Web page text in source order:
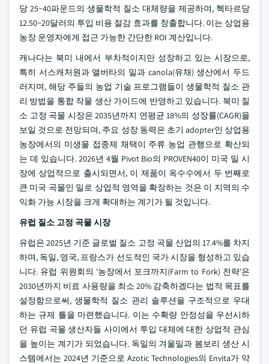
당 25~40파운드의 생물학적 질소 대체량을 제공하여, 헥타르당
12.50~20달러의 투입 비용 절감 효과를 창출합니다. 이는 상업용
농장 운영자에게 접근 가능한 간단한 ROI 계산입니다.
캐나다는 북미 내에서 부차적이지만 성장하고 있는 시장으로,
특히 서스캐처원과 앨버타의 밀과 canola(유채) 생산에서 두드
러지며, 해당 주들의 농업 기술 프로그램들이 생물학적 질소 관
리 방법을 통합 작물 생산 가이드에 반영하고 있습니다. 북미 질
소 고정 곡물 시장은 2035년까지 연평균 18%의 성장률(CAGR)을
보일 것으로 전망되며, 주요 성장 동력은 초기 adopter인 상업용
농장에서의 미생물 접종제 채택이 주류 농업 관행으로 확산되
는 데 있습니다. 2026년 4월 Pivot Bio의 PROVEN40이 미국 밀 시
장에 상업적으로 출시되면서, 이 제품이 옥수수에서 두 번째로
큰 미국 곡물인 밀로 상업적 영역을 확장하는 것은 이 지역의 수
익화 가능 시장을 크게 확대하는 계기가 될 것입니다.
유럽 질소 고정 곡물 시장
유럽은 2025년 기준 글로벌 질소 고정 곡물 산업의 17.4%를 차지
하며, 독일, 영국, 프랑스가 선도적인 국가 시장을 형성하고 있습
니다. 유럽 위원회의 '농장에서 포크까지(Farm to Fork) 전략'은
2030년까지 비료 사용량을 최소 20% 감축하겠다는 법적 목표를
설정함으로써, 생물학적 질소 관리 솔루션을 구조적으로 우대
하는 규제 틀을 마련했습니다. 이는 수확량 안정성을 우선시하
던 유럽 곡물 생산자들 사이에서 투입 대체에 대한 상업적 관심
을 높이는 계기가 되었습니다. 독일의 겨울밀과 봄보리 생산 시
스템에서는 2024년 기준으로 Azotic Technologies의 Envita가 약